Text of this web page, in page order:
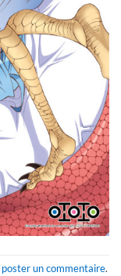
poster un commentaire.